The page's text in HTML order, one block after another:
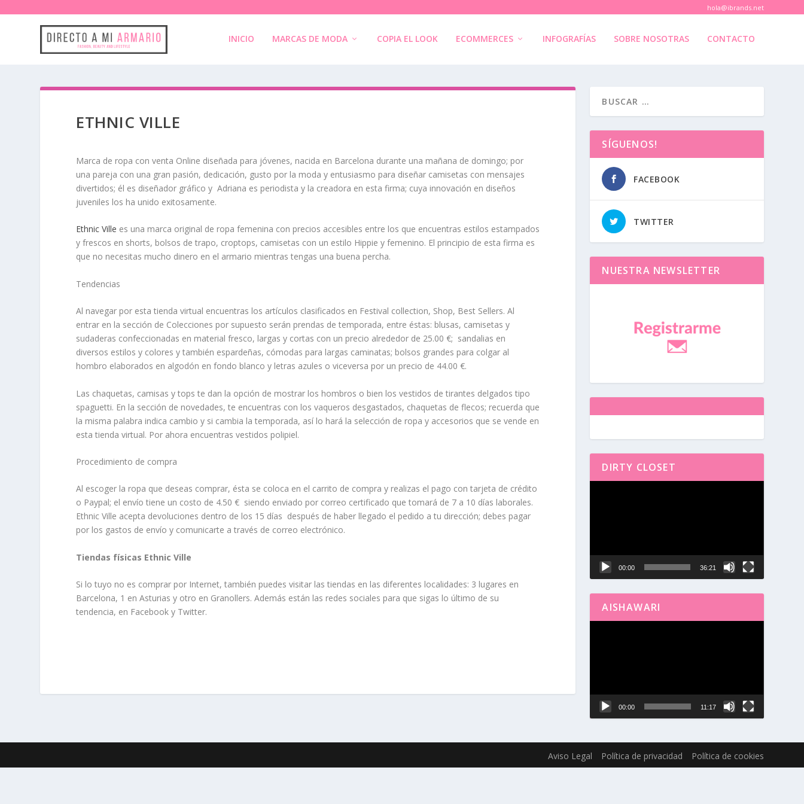
hola@ibrands.net
INICIO MARCAS DE MODA COPIA EL LOOK ECOMMERCES INFOGRAFÍAS SOBRE NOSOTRAS CONTACTO
ETHNIC VILLE
Marca de ropa con venta Online diseñada para jóvenes, nacida en Barcelona durante una mañana de domingo; por
una pareja con una gran pasión, dedicación, gusto por la moda y entusiasmo para diseñar camisetas con mensajes
divertidos; él es diseñador gráfico y Adriana es periodista y la creadora en esta firma; cuya innovación en diseños
juveniles los ha unido exitosamente.
Ethnic Ville es una marca original de ropa femenina con precios accesibles entre los que encuentras estilos estampados
y frescos en shorts, bolsos de trapo, croptops, camisetas con un estilo Hippie y femenino. El principio de esta firma es
que no necesitas mucho dinero en el armario mientras tengas una buena percha.
Tendencias
Al navegar por esta tienda virtual encuentras los artículos clasificados en Festival collection, Shop, Best Sellers. Al
entrar en la sección de Colecciones por supuesto serán prendas de temporada, entre éstas: blusas, camisetas y
sudaderas confeccionadas en material fresco, largas y cortas con un precio alrededor de 25.00 €; sandalias en
diversos estilos y colores y también espardeñas, cómodas para largas caminatas; bolsos grandes para colgar al
hombro elaborados en algodón en fondo blanco y letras azules o viceversa por un precio de 44.00 €.
Las chaquetas, camisas y tops te dan la opción de mostrar los hombros o bien los vestidos de tirantes delgados tipo
spaguetti. En la sección de novedades, te encuentras con los vaqueros desgastados, chaquetas de flecos; recuerda que
la misma palabra indica cambio y si cambia la temporada, así lo hará la selección de ropa y accesorios que se vende en
esta tienda virtual. Por ahora encuentras vestidos polipiel.
Procedimiento de compra
Al escoger la ropa que deseas comprar, ésta se coloca en el carrito de compra y realizas el pago con tarjeta de crédito
o Paypal; el envío tiene un costo de 4.50 € siendo enviado por correo certificado que tomará de 7 a 10 días laborales.
Ethnic Ville acepta devoluciones dentro de los 15 días después de haber llegado el pedido a tu dirección; debes pagar
por los gastos de envío y comunicarte a través de correo electrónico.
Tiendas físicas Ethnic Ville
Si lo tuyo no es comprar por Internet, también puedes visitar las tiendas en las diferentes localidades: 3 lugares en
Barcelona, 1 en Asturias y otro en Granollers. Además están las redes sociales para que sigas lo último de su
tendencia, en Facebook y Twitter.
SÍGUENOS!
FACEBOOK
TWITTER
NUESTRA NEWSLETTER
DIRTY CLOSET
00:00 36:21
AISHAWARI
00:00 11:17
Aviso Legal Política de privacidad Política de cookies